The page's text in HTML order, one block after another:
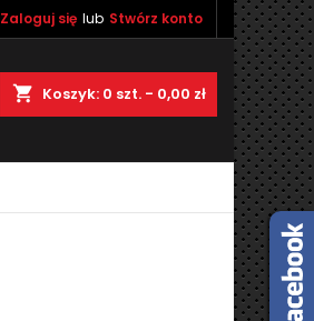
Zaloguj się lub Stwórz konto
shopping_cart Koszyk: 0 szt. - 0,00 zł